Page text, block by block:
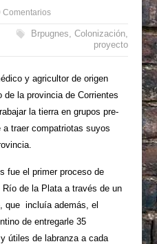
Comentarios
Brpugnes, Colonización,
proyecto
y agricultor de origen
de la provincia de Corrientes
la tierra en grupos pre-
traer compatriotas suyos
fue el primer proceso de
de la Plata a través de un
que incluía además, el
de entregarle 35
útiles de labranza a cada